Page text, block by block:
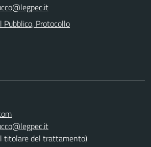
Pubblico, Protocollo
titolare del trattamento)